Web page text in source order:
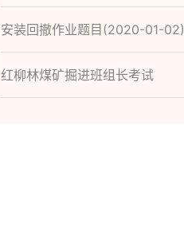
安装回撤作业题目(2020-01-02)
红柳林煤矿掘进班组长考试